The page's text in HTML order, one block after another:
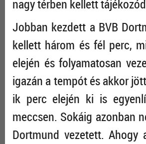
nagy térben kellett
Jobban kezdett a BVB
kellett három és fél perc,
elején és folyamatosan
igazán a tempót és akkor
ik perc elején ki is
meccsen. Sokáig azonban
Dortmund vezetett.